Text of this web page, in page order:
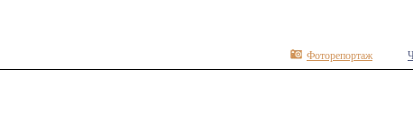
Фоторепортаж